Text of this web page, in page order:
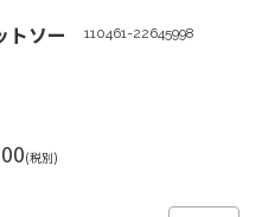
トソー 110461-22645998
(税別)